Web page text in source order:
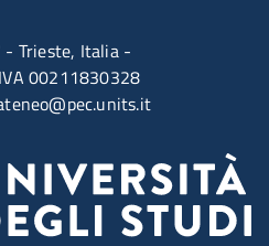
- Trieste, Italia -
00211830328